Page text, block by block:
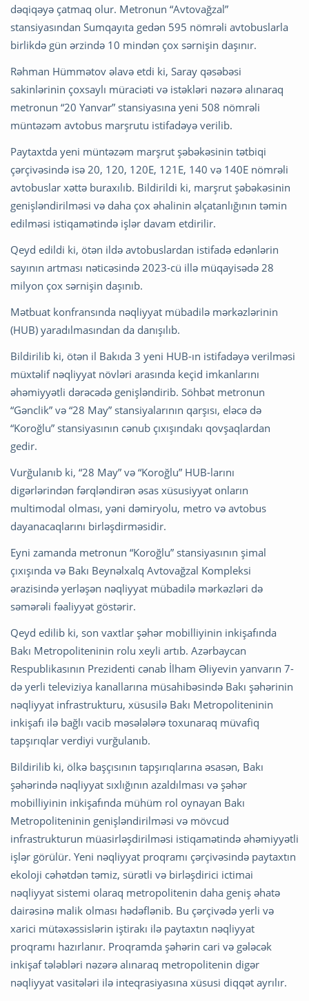
dəqiqəyə çatmaq olur. Metronun “Avtovağzal”
stansiyasından Sumqayıta gedən 595 nömrəli avtobuslarla
birlikdə gün ərzində 10 mindən çox sərnişin daşınır.
Rəhman Hümmətov əlavə etdi ki, Saray qəsəbəsi
sakinlərinin çoxsaylı müraciəti və istəkləri nəzərə alınaraq
metronun “20 Yanvar” stansiyasına yeni 508 nömrəli
müntəzəm avtobus marşrutu istifadəyə verilib.
Paytaxtda yeni müntəzəm marşrut şəbəkəsinin tətbiqi
çərçivəsində isə 20, 120, 120E, 121E, 140 və 140E nömrəli
avtobuslar xəttə buraxılıb. Bildirildi ki, marşrut şəbəkəsinin
genişləndirilməsi və daha çox əhalinin əlçatanlığının təmin
edilməsi istiqamətində işlər davam etdirilir.
Qeyd edildi ki, ötən ildə avtobuslardan istifadə edənlərin
sayının artması nəticəsində 2023-cü illə müqayisədə 28
milyon çox sərnişin daşınıb.
Mətbuat konfransında nəqliyyat mübadilə mərkəzlərinin
(HUB) yaradılmasından da danışılıb.
Bildirilib ki, ötən il Bakıda 3 yeni HUB-ın istifadəyə verilməsi
müxtəlif nəqliyyat növləri arasında keçid imkanlarını
əhəmiyyətli dərəcədə genişləndirib. Söhbət metronun
“Gənclik” və “28 May” stansiyalarının qarşısı, eləcə də
“Koroğlu” stansiyasının cənub çıxışındakı qovşaqlardan
gedir.
Vurğulanıb ki, “28 May” və “Koroğlu” HUB-larını
digərlərindən fərqləndirən əsas xüsusiyyət onların
multimodal olması, yəni dəmiryolu, metro və avtobus
dayanacaqlarını birləşdirməsidir.
Eyni zamanda metronun “Koroğlu” stansiyasının şimal
çıxışında və Bakı Beynəlxalq Avtovağzal Kompleksi
ərazisində yerləşən nəqliyyat mübadilə mərkəzləri də
səmərəli fəaliyyət göstərir.
Qeyd edilib ki, son vaxtlar şəhər mobilliyinin inkişafında
Bakı Metropoliteninin rolu xeyli artıb. Azərbaycan
Respublikasının Prezidenti cənab İlham Əliyevin yanvarın 7-
də yerli televiziya kanallarına müsahibəsində Bakı şəhərinin
nəqliyyat infrastrukturu, xüsusilə Bakı Metropoliteninin
inkişafı ilə bağlı vacib məsələlərə toxunaraq müvafiq
tapşırıqlar verdiyi vurğulanıb.
Bildirilib ki, ölkə başçısının tapşırıqlarına əsasən, Bakı
şəhərində nəqliyyat sıxlığının azaldılması və şəhər
mobilliyinin inkişafında mühüm rol oynayan Bakı
Metropoliteninin genişləndirilməsi və mövcud
infrastrukturun müasirləşdirilməsi istiqamətində əhəmiyyətli
işlər görülür. Yeni nəqliyyat proqramı çərçivəsində paytaxtın
ekoloji cəhətdən təmiz, sürətli və birləşdirici ictimai
nəqliyyat sistemi olaraq metropolitenin daha geniş əhatə
dairəsinə malik olması hədəflənib. Bu çərçivədə yerli və
xarici mütəxəssislərin iştirakı ilə paytaxtın nəqliyyat
proqramı hazırlanır. Proqramda şəhərin cari və gələcək
inkişaf tələbləri nəzərə alınaraq metropolitenin digər
nəqliyyat vasitələri ilə inteqrasiyasına xüsusi diqqət ayrılır.